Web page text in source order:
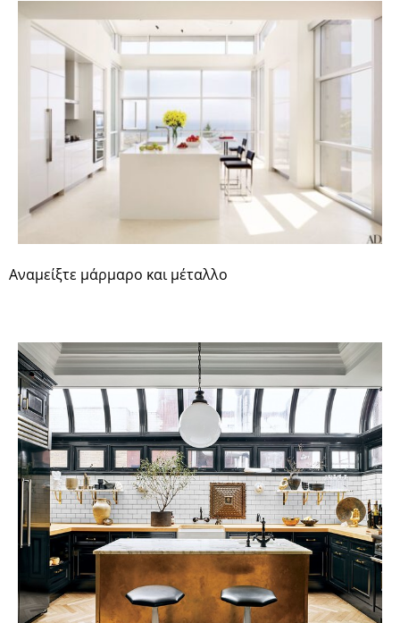
Αναμείξτε μάρμαρο και μέταλλο